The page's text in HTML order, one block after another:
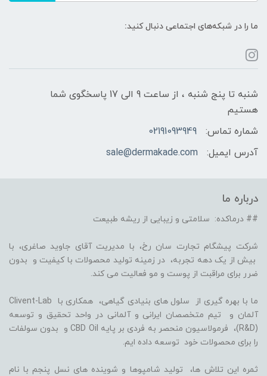
ما را در شبکه‌های اجتماعی دنبال کنید:
شنبه تا پنج شنبه ، از ساعت 9 الی 17 پاسخگوی شما
هستیم
شماره تماس:
02191093949
آدرس ایمیل:
sale@dermakade.com
درباره ما
## درماکده: سلامتی و زیبایی از ریشه طبیعت
شرکت پیشگام تجارت سان رخ، با مدیریت آقای جاوید صاغری، با
بیش از یک دهه تجربه، در زمینه تولید محصولات با کیفیت و بدون
ضرر برای مراقبت از پوست و مو فعالیت می کند.
ما با بهره گیری از سلول های بنیادی گیاهی، همکاری با Clivent-Lab
آلمان و تیم متخصصان ایرانی و آلمانی در واحد تحقیق و توسعه
(R&D)، فرمولاسیون منحصر به فردی بر پایه CBD Oil و بدون سولفات
را برای محصولات خود توسعه داده ایم.
ثمره این تلاش ها، تولید شامپوها و شوینده های نسل پنجم با نام